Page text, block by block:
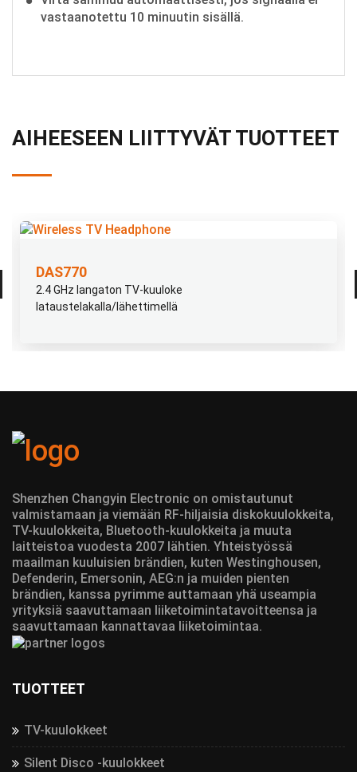
vastaanotettu 10 minuutin sisällä.
AIHEESEEN LIITTYVÄT TUOTTEET
DAS770
2.4 GHz langaton TV-kuuloke
lataustelakalla/lähettimellä
Shenzhen Changyin Electronic on omistautunut
valmistamaan ja viemään RF-hiljaisia diskokuulokkeita,
TV-kuulokkeita, Bluetooth-kuulokkeita ja muuta
laitteistoa vuodesta 2007 lähtien. Yhteistyössä
maailman kuuluisien brändien, kuten Westinghousen,
Defenderin, Emersonin, AEG:n ja muiden pienten
brändien, kanssa pyrimme auttamaan yhä useampia
yrityksiä saavuttamaan liiketoimintatavoitteensa ja
saavuttamaan kannattavaa liiketoimintaa.
TUOTTEET
TV-kuulokkeet
Silent Disco -kuulokkeet